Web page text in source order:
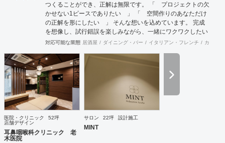
つくることができ、正解は無限です。 「 プロジェクトの欠
かせない1ピースでありたい 」 「 空間作りのあなただけ
の正解を形にしたい 」 そんな想いを込めています。 完成
を想像し、試行錯誤を楽しみながら、 ​一緒にワクワクしたい
と思っています。
対応可能な業態 居酒屋 ダイニング・バー イタリアン・フレンチ カフェ
医院・クリニック
52坪
店舗デザイン
耳鼻咽喉科クリニック 老
木医院
サロン 22坪 設計施工
MINT